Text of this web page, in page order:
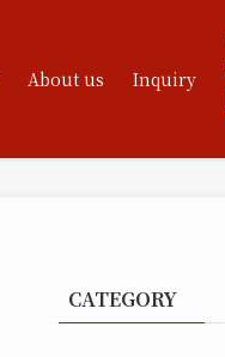
About us Inquiry
CATEGORY